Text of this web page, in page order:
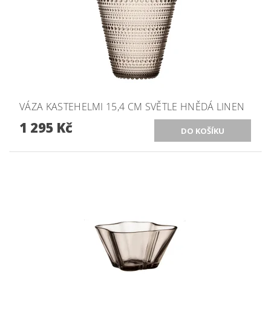
VÁZA KASTEHELMI 15,4 CM SVĚTLE HNĚDÁ LINEN
1 295 Kč